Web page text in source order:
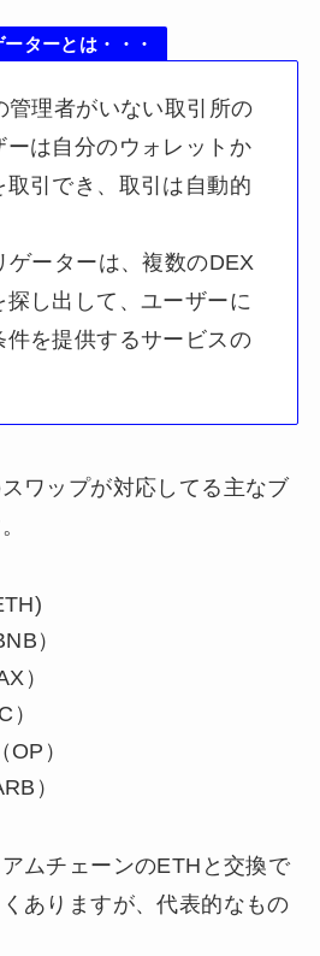
ターとは・・・
管理者がいない取引所の
ーは自分のウォレットか
取引でき、取引は自動的
ゲーターは、複数のDEX
し出して、ユーザーに
を提供するサービスの
ワップが対応してる主なブ
）
）
）
）
ムチェーンのETHと交換で
ありますが、代表的なもの